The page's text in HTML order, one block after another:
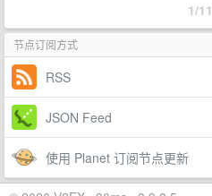
1/11
节点订阅方式
RSS
JSON Feed
使用 Planet 订阅节点更新